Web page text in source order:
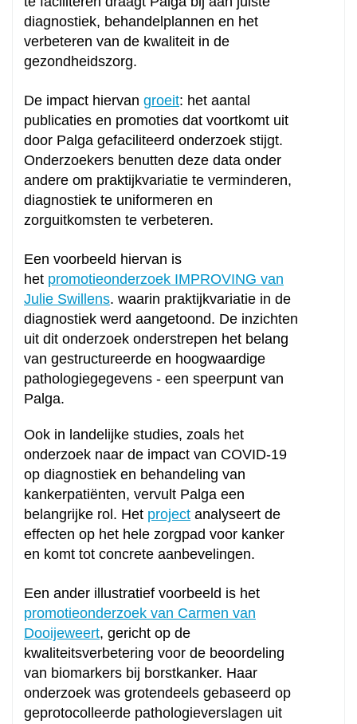
diagnostiek, behandelplannen en het
verbeteren van de kwaliteit in de
gezondheidszorg.
De impact hiervan groeit: het aantal
publicaties en promoties dat voortkomt uit
door Palga gefaciliteerd onderzoek stijgt.
Onderzoekers benutten deze data onder
andere om praktijkvariatie te verminderen,
diagnostiek te uniformeren en
zorguitkomsten te verbeteren.
Een voorbeeld hiervan is
het promotieonderzoek IMPROVING van
Julie Swillens. waarin praktijkvariatie in de
diagnostiek werd aangetoond. De inzichten
uit dit onderzoek onderstrepen het belang
van gestructureerde en hoogwaardige
pathologiegegevens - een speerpunt van
Palga.
Ook in landelijke studies, zoals het
onderzoek naar de impact van COVID-19
op diagnostiek en behandeling van
kankerpatiënten, vervult Palga een
belangrijke rol. Het project analyseert de
effecten op het hele zorgpad voor kanker
en komt tot concrete aanbevelingen.
Een ander illustratief voorbeeld is het
promotieonderzoek van Carmen van
Dooijeweert, gericht op de
kwaliteitsverbetering voor de beoordeling
van biomarkers bij borstkanker. Haar
onderzoek was grotendeels gebaseerd op
geprotocolleerde pathologieverslagen uit